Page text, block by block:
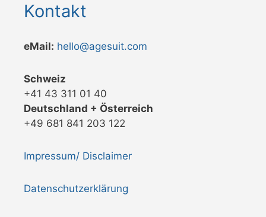
Kontakt
eMail: hello@agesuit.com
Schweiz
+41 43 311 01 40
Deutschland + Österreich
+49 681 841 203 122
Impressum/ Disclaimer
Datenschutzerklärung